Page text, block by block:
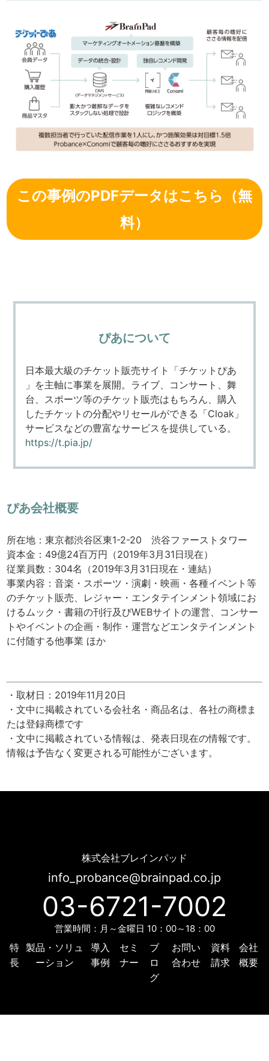
この事例のPDFデータはこちら（無
料）
ぴあについて
日本最大級のチケット販売サイト「チケットぴあ
」を主軸に事業を展開。ライブ、コンサート、舞
台、スポーツ等のチケット販売はもちろん、購入
したチケットの分配やリセールができる「Cloak」
サービスなどの豊富なサービスを提供している。
https://t.pia.jp/
ぴあ会社概要
所在地：東京都渋谷区東1-2-20 渋谷ファーストタワー
資本金：49億24百万円（2019年3月31日現在）
従業員数：304名（2019年3月31日現在・連結）
事業内容：音楽・スポーツ・演劇・映画・各種イベント等
のチケット販売、レジャー・エンタテインメント領域にお
けるムック・書籍の刊行及びWEBサイトの運営、コンサー
トやイベントの企画・制作・運営などエンタテインメント
に付随する他事業 ほか
・取材日：2019年11月20日
・文中に掲載されている会社名・商品名は、各社の商標ま
たは登録商標です
・文中に掲載されている情報は、発表日現在の情報です。
情報は予告なく変更される可能性がございます。
株式会社ブレインパッド
info_probance@brainpad.co.jp
03-6721-7002
営業時間：月～金曜日 10：00～18：00
特
長
製品・ソリュ
ーション
導入
事例
セミ
ナー
ブ
ロ
グ
お問い
合わせ
資料
請求
会社
概要